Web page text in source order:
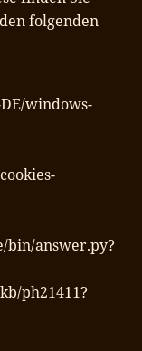
folgenden
windows-
bin/answer.py?
ph21411?